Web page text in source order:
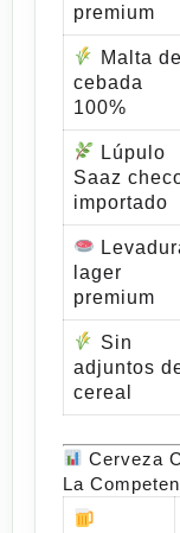
premium
Malta de
cebada
100%
Lúpulo
Saaz
importado
lager
premium
Sin
adjuntos
cereal
Cerveza
La